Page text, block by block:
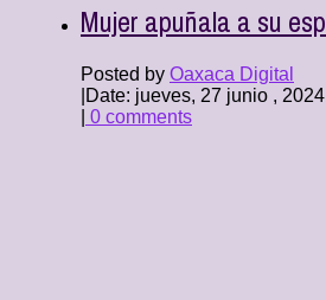
Mujer apuñala a su
Posted by Oaxaca Digital
Date: jueves, 27 junio , 2024
0 comments